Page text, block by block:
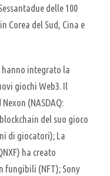
delle 100
Corea del Sud, Cina e
integrato la
giochi Web3. Il
(NASDAQ:
del suo gioco
di giocatori); La
ha creato
fungibili (NFT); Sony